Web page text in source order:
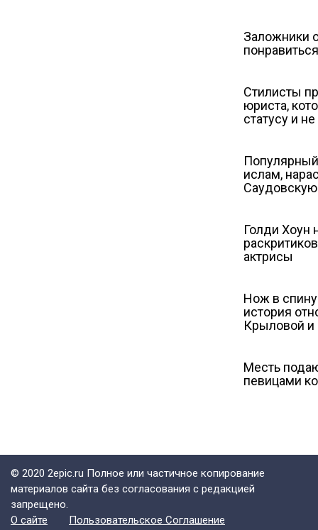
Заложники
Стилисты
юриста,
статусу и
ислам,
Голди Хоун
актрисы
Нож в спину
история
Крыловой и
Месть
певицами
© 2020 2epic.ru Полное или частичное копирование
материалов сайта без согласования с редакцией
запрещено.
О сайте
Пользовательское Соглашение